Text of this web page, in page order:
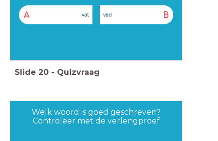
A vat B
vad
Slide 20 - Quizvraag
Welk woord is goed geschreven?
Controleer met de verlengproef